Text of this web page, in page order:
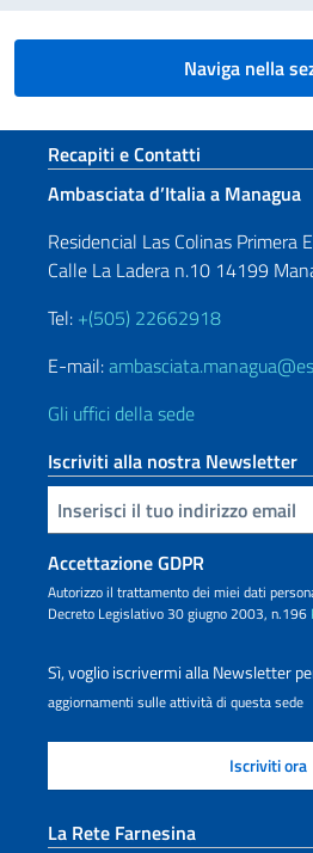
Naviga nella
Sezione footer
Recapiti e Contatti
Ambasciata d’Italia a Managua
Residencial Las Colinas Primera
Calle La Ladera n.10 14199
Tel: +(505) 22662918
E-mail:
Gli uffici della sede
Iscriviti alla nostra Newsletter
Inserisci la tua email
Accettazione GDPR
Autorizzo il trattamento dei miei dati
Decreto Legislativo 30 giugno 2003, n.196
Sì, voglio iscrivermi alla Newsletter
aggiornamenti sulle attività di questa sede
La Rete Farnesina